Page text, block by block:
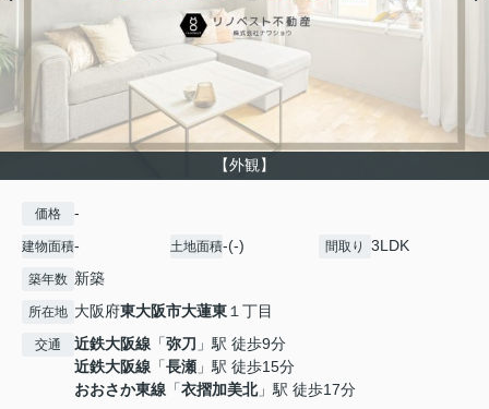
【外観】
価格 -
建物面積- 土地面積-(-) 間取り 3LDK
築年数 新築
所在地 大阪府東大阪市大蓮東 １丁目
交通 近鉄大阪線 「弥刀 」駅 徒歩9分
近鉄大阪線 「長瀬 」駅 徒歩15分
おおさか東線 「衣摺加美北」駅 徒歩17分